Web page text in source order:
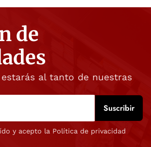
de
al tanto de nuestras
y acepto la Política de privacidad